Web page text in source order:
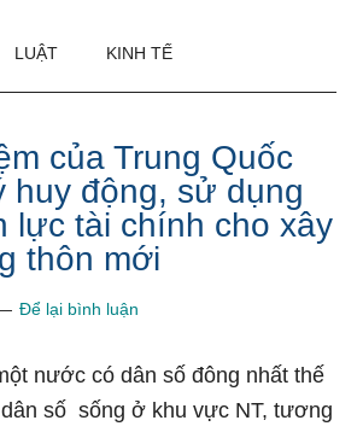
LUẬT KINH TẾ
của Trung Quốc
huy động, sử dụng
lực tài chính cho xây
thôn mới
Để lại bình luận
nước có dân số đông nhất thế
số sống ở khu vực NT, tương